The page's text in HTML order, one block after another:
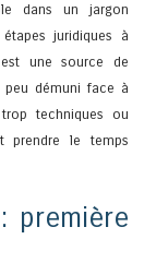
dans un jargon
juridiques à
une source de
peu démuni face à
techniques ou
prendre le temps
première